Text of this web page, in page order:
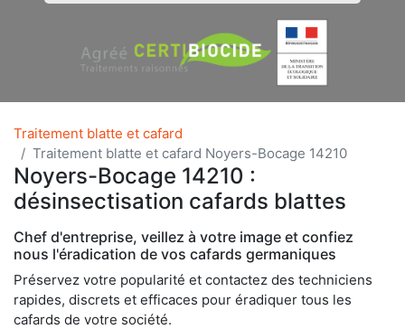
Traitement blatte et cafard
Traitement blatte et cafard Noyers-Bocage 14210
Noyers-Bocage 14210 :
désinsectisation cafards blattes
Chef d'entreprise, veillez à votre image et confiez
nous l'éradication de vos cafards germaniques
Préservez votre popularité et contactez des techniciens
rapides, discrets et efficaces pour éradiquer tous les
cafards de votre société.